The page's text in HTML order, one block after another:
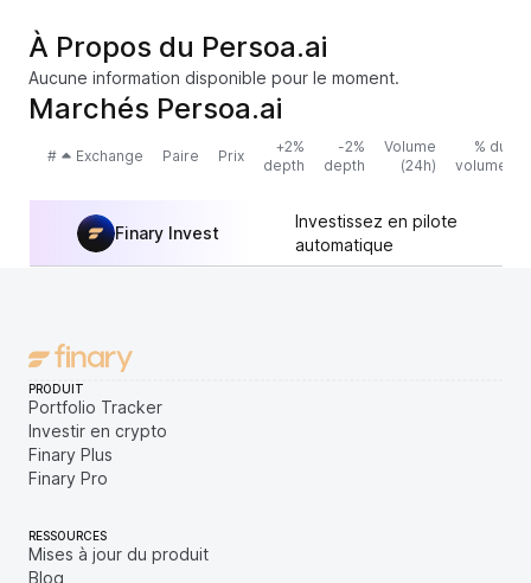
À Propos du Persoa.ai
Aucune information disponible pour le moment.
Marchés Persoa.ai
# Exchange Paire Prix
+2%
depth
-2%
depth
Volume
(24h)
% du
volume
Finary Invest
Investissez en pilote
automatique
PRODUIT
Portfolio Tracker
Investir en crypto
Finary Plus
Finary Pro
RESSOURCES
Mises à jour du produit
Blog